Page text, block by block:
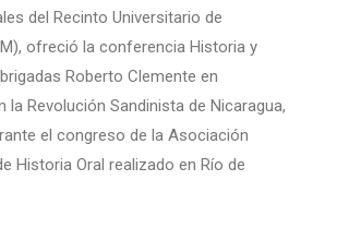
del Recinto Universitario de
ofreció la conferencia Historia y
Roberto Clemente en
la Revolución Sandinista de Nicaragua,
el congreso de la Asociación
Historia Oral realizado en Río de